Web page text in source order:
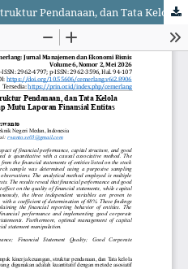
Dampak Kinerja Keuangan, Struktur Pendanaan, dan Tata Kelola Perusahaan yang Baik terhadap Mutu Laporan Finansial Entitas